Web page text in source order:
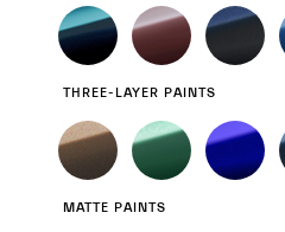
THREE-LAYER PAINTS
MATTE PAINTS